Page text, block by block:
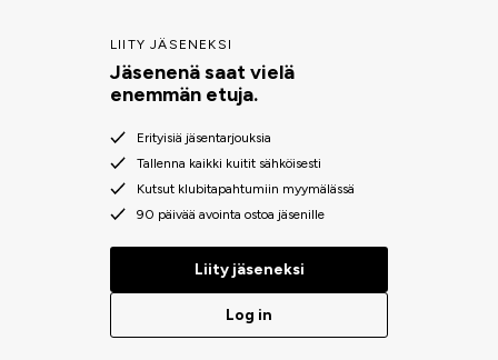
LIITY JÄSENEKSI
Jäsenenä saat vielä
enemmän etuja.
Erityisiä jäsentarjouksia
Tallenna kaikki kuitit sähköisesti
Kutsut klubitapahtumiin myymälässä
90 päivää avointa ostoa jäsenille
Liity jäseneksi
Log in